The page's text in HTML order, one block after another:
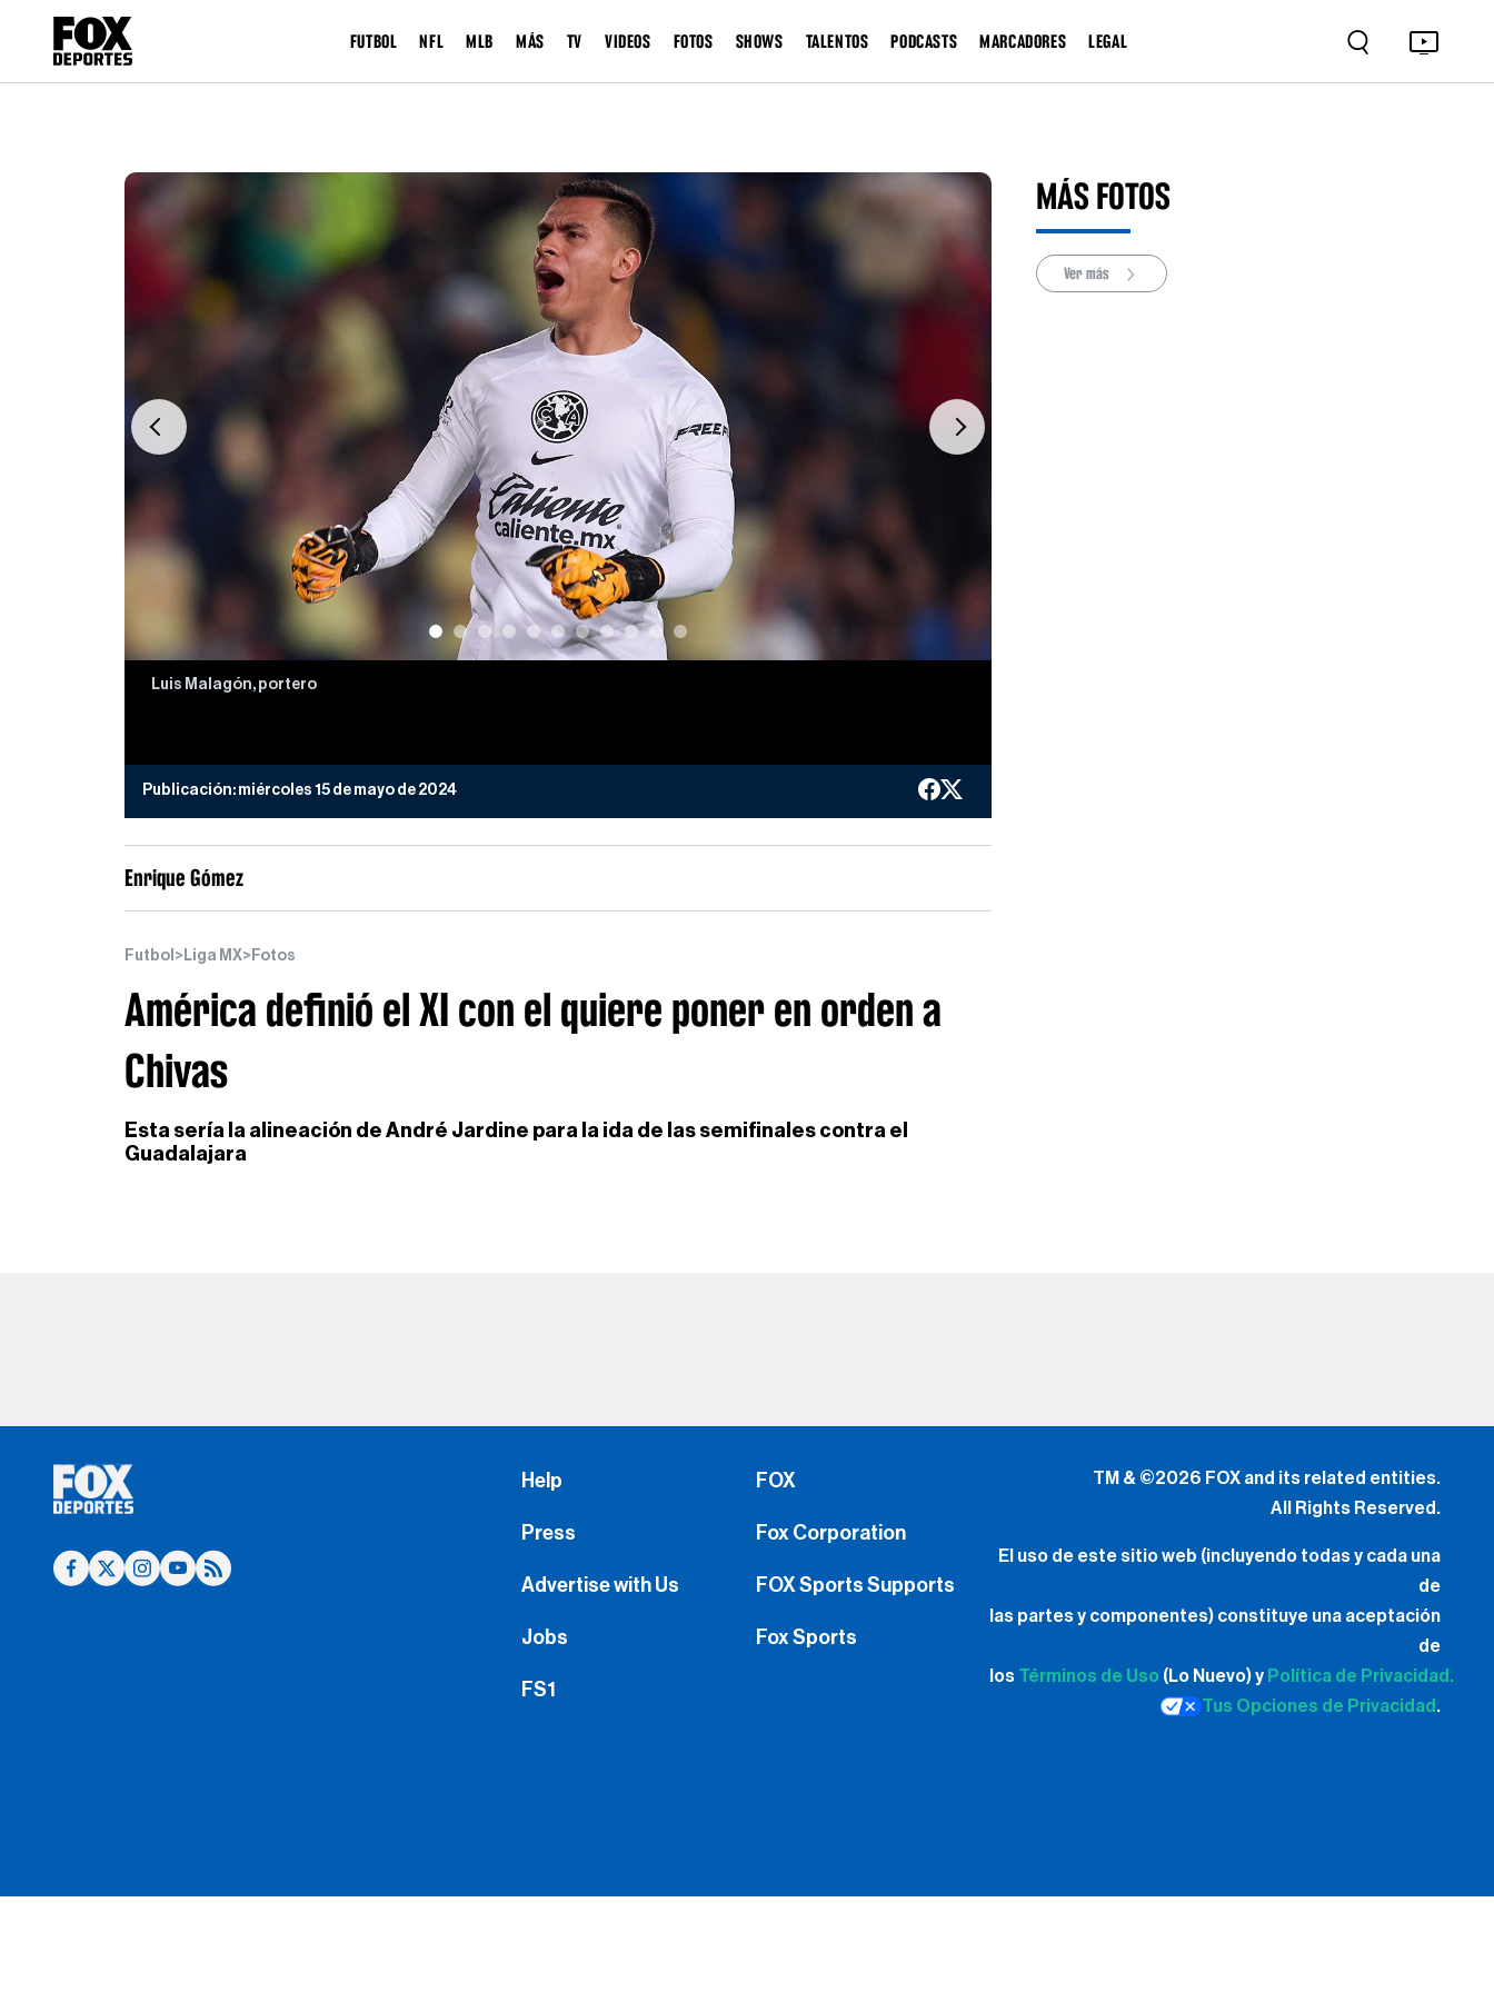
FUTBOL NFL MLB MÁS TV VIDEOS FOTOS SHOWS TALENTOS PODCASTS MARCADORES LEGAL
Previous Next
Luis Malagón, portero
Publicación: miércoles 15 de mayo de 2024
Enrique Gómez
Futbol > Liga MX> Fotos
América definió el XI con el quiere poner en orden a
Chivas
Esta sería la alineación de André Jardine para la ida de las semifinales contra el
Guadalajara
MÁS FOTOS
Ver más
Help
Press
Advertise with Us
Jobs
FS1
FOX
Fox Corporation
FOX Sports Supports
Fox Sports
TM & ©2026 FOX and its related entities.
All Rights Reserved.
El uso de este sitio web (incluyendo todas y cada una
de
las partes y componentes) constituye una aceptación
de
los Términos de Uso (Lo Nuevo) y Política de Privacidad.
Tus Opciones de Privacidad .